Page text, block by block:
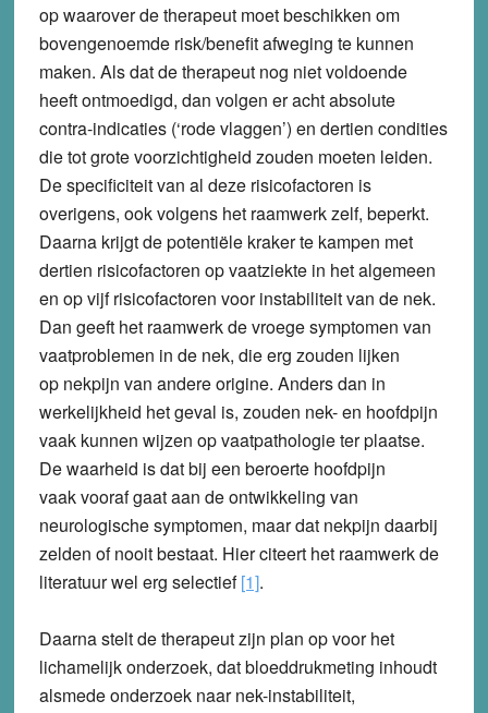
op waarover de therapeut moet beschikken om
bovengenoemde risk/benefit afweging te kunnen
maken. Als dat de therapeut nog niet voldoende
heeft ontmoedigd, dan volgen er acht absolute
contra-indicaties (‘rode vlaggen’) en dertien condities
die tot grote voorzichtigheid zouden moeten leiden.
De specificiteit van al deze risicofactoren is
overigens, ook volgens het raamwerk zelf, beperkt.
Daarna krijgt de potentiële kraker te kampen met
dertien risicofactoren op vaatziekte in het algemeen
en op vijf risicofactoren voor instabiliteit van de nek.
Dan geeft het raamwerk de vroege symptomen van
vaatproblemen in de nek, die erg zouden lijken
op nekpijn van andere origine. Anders dan in
werkelijkheid het geval is, zouden nek- en hoofdpijn
vaak kunnen wijzen op vaatpathologie ter plaatse.
De waarheid is dat bij een beroerte hoofdpijn
vaak vooraf gaat aan de ontwikkeling van
neurologische symptomen, maar dat nekpijn daarbij
zelden of nooit bestaat. Hier citeert het raamwerk de
literatuur wel erg selectief[1].
Daarna stelt de therapeut zijn plan op voor het
lichamelijk onderzoek, dat bloeddrukmeting inhoudt
alsmede onderzoek naar nek-instabiliteit,